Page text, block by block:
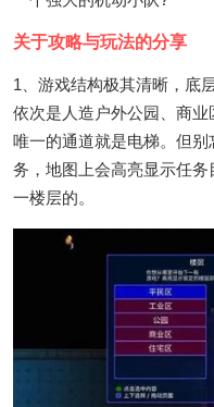
关于攻略与玩法的分享
1、游戏结构极其清晰，底
依次是人造户外公园、商
唯一的通道就是电梯。但
务，地图上会高亮显示任
一楼层的。